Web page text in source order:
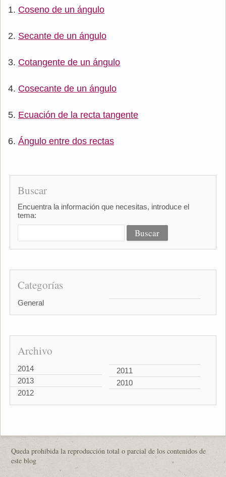
Coseno de un ángulo
Secante de un ángulo
Cotangente de un ángulo
Cosecante de un ángulo
Ecuación de la recta tangente
Ángulo entre dos rectas
Buscar
Encuentra la información que necesitas, introduce el
tema:
Categorías
General
Archivo
2014
2013
2012
2011
2010
Queda prohibida la reproducción total o parcial de los contenidos de
este blog